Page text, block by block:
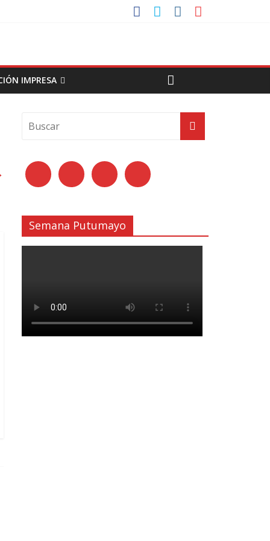
IMPRESA
Semana Putumayo